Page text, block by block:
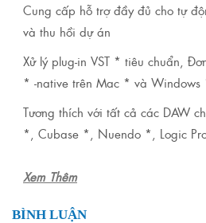
Cung cấp hỗ trợ đầy đủ cho tự
và thu hồi dự án
Xử lý plug-in VST * tiêu chuẩn,
* -native trên Mac * và Windows
Tương thích với tất cả các DAW
*, Cubase *, Nuendo *, Logic
Xem Thêm
BÌNH LUẬN